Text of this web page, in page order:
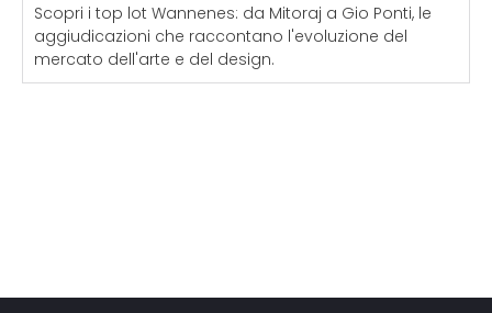
Scopri i top lot Wannenes: da Mitoraj a Gio Ponti, le
aggiudicazioni che raccontano l'evoluzione del
mercato dell'arte e del design.